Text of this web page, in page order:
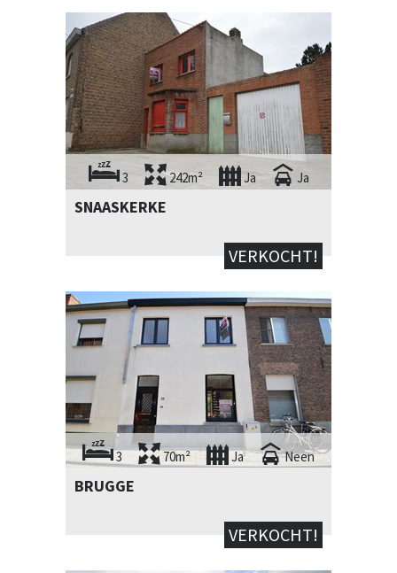
3 242m² Ja Ja
SNAASKERKE
VERKOCHT!
3 70m² Ja Neen
BRUGGE
VERKOCHT!